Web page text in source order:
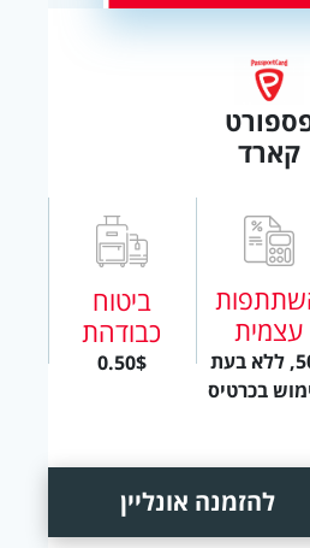
קארד
עצמית
50$, ללא בעת
בכרטיס
ביטוח
כבודהת
0.50$
להזמנה אונליין